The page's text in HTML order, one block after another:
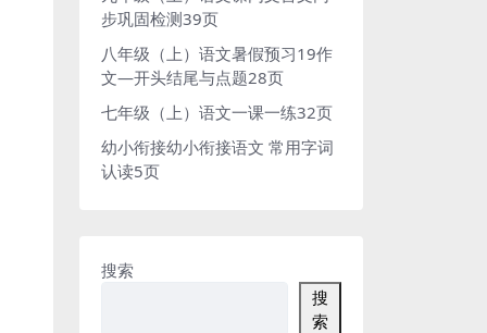
步巩固检测39页
八年级（上）语文暑假预习19作
文—开头结尾与点题28页
七年级（上）语文一课一练32页
幼小衔接幼小衔接语文 常用字词
认读5页
搜索
搜
索